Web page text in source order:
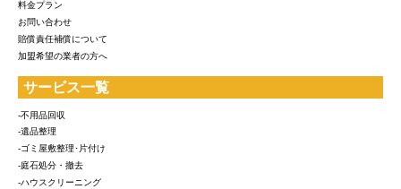
料金プラン
お問い合わせ
賠償責任補償について
加盟希望の業者の方へ
サービス一覧
-不用品回収
-遺品整理
-ゴミ屋敷整理･片付け
-庭石処分・撤去
-ハウスクリーニング